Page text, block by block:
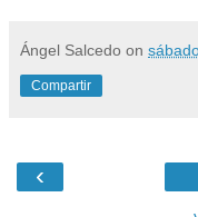
Ángel Salcedo on
Compartir
‹